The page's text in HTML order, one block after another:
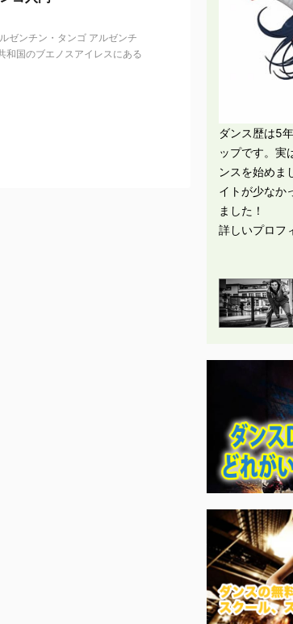
ゼンチン・タンゴ アルゼンチ
和国のブエノスアイレスにある
ダンス歴は5
ップです。実
ンスを始めま
イトが少なか
ました！
詳しいプロフ